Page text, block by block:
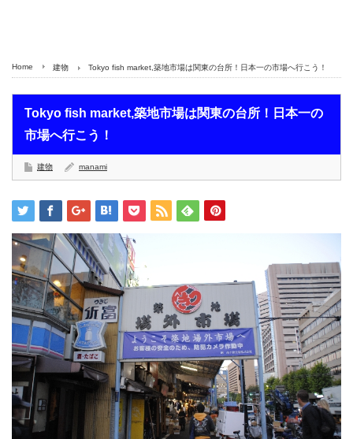
Home 建物 Tokyo fish market,築地市場は関東の台所！日本一の市場へ行こう！
Tokyo fish market,築地市場は関東の台所！日本一の
市場へ行こう！
建物 manami